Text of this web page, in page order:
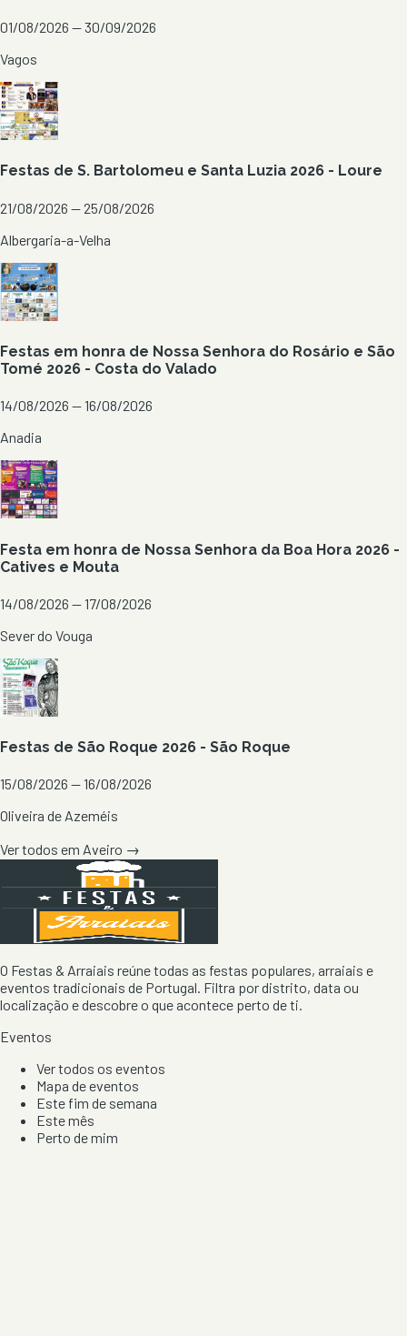
01/08/2026 — 30/09/2026
Vagos
Festas de S. Bartolomeu e Santa Luzia 2026 - Loure
21/08/2026 — 25/08/2026
Albergaria-a-Velha
Festas em honra de Nossa Senhora do Rosário e São
Tomé 2026 - Costa do Valado
14/08/2026 — 16/08/2026
Anadia
Festa em honra de Nossa Senhora da Boa Hora 2026 -
Catives e Mouta
14/08/2026 — 17/08/2026
Sever do Vouga
Festas de São Roque 2026 - São Roque
15/08/2026 — 16/08/2026
Oliveira de Azeméis
Ver todos em Aveiro →
O Festas & Arraiais reúne todas as festas populares, arraiais e
eventos tradicionais de Portugal. Filtra por distrito, data ou
localização e descobre o que acontece perto de ti.
Eventos
Ver todos os eventos
Mapa de eventos
Este fim de semana
Este mês
Perto de mim